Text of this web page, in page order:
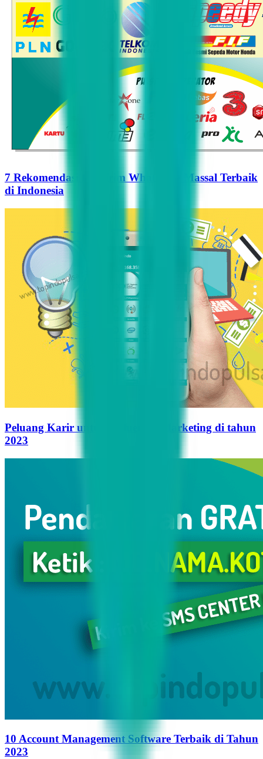
7 Rekomendasi Pengirim WhatsApp Massal Terbaik
di Indonesia
Peluang Karir untuk Influencer Marketing di tahun
2023
10 Account Management Software Terbaik di Tahun
2023